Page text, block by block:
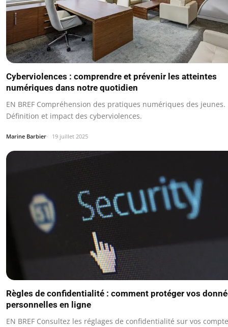
Cyberviolences : comprendre et prévenir les atteintes
numériques dans notre quotidien
EN BREF Compréhension des pratiques numériques des jeunes.
Définition et impact des cyberviolences.
Marine Barbier 19 juillet 2025
Règles de confidentialité : comment protéger vos
personnelles en ligne
EN BREF Consultez les réglages de confidentialité sur vos